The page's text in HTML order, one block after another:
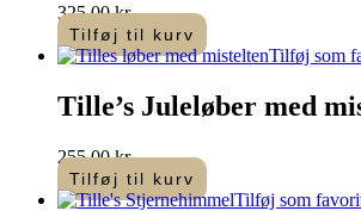
325,00kr.
Tilføj til kurv
Tilføj som
Tille’s Juleløber med
255,00kr.
Tilføj til kurv
Tilføj som